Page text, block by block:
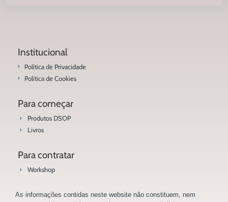
Institucional
Política de Privacidade
Política de Cookies
Para começar
Produtos DSOP
Livros
Para contratar
Workshop
As informações contidas neste website não constituem, nem